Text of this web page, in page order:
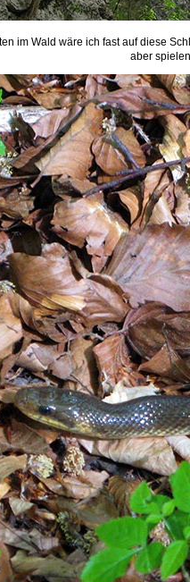
im Wald wäre ich fast auf diese
aber